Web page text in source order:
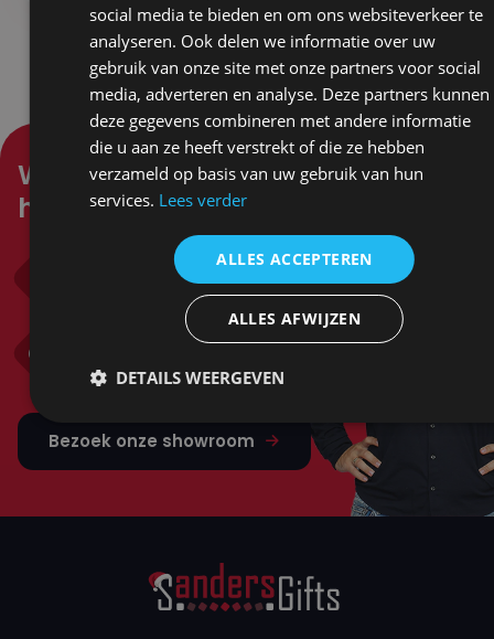
Waar kunnen wij je mee
helpen?
0318 571 382
info@sandersgifts.nl
Bezoek onze showroom
social media te bieden en om ons websiteverkeer te
analyseren. Ook delen we informatie over uw
gebruik van onze site met onze partners voor social
media, adverteren en analyse. Deze partners kunnen
deze gegevens combineren met andere informatie
die u aan ze heeft verstrekt of die ze hebben
verzameld op basis van uw gebruik van hun
services. Lees verder
ALLES ACCEPTEREN
ALLES AFWIJZEN
DETAILS WEERGEVEN